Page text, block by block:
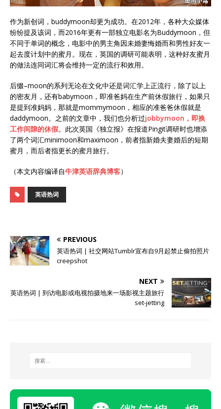
作为新创词，buddymoon却更为成功。在2012年，各种大众媒体
纷纷提及该词，而2016年更有一部独立电影名为Buddymoon，但
不同于单词的概念，电影中的男主角因未婚妻悔婚而和男性好友一
起去度计划中的蜜月。现在，英国的调研可能表明，这种好友蜜月
的做法连同词汇将会维持一定的流行和效用。
后缀–moon的系列无论在文化中还是词汇学上正流行，除了以上
的密友月，还有babymoon，即准爸妈在生产前休假旅行，如果只
是提到准妈妈，那就是mommymoon，相应的准爸爸休假就是
daddymoon。之前的文章中，我们也分析过jobbymoon，即换
工作间隙的休假。此次英国《独立报》在报道Pingit调研时也增添
了两个词汇minimoon和maximoon，前者指新婚夫妻婚后的短期
蜜月，而后者指更长的蜜月旅行。
（本文内容编译自牛津英语辞典博客）
英语热词
PREVIOUS
英语热词 | 社交网站Tumblr宣布自9月起禁止偷拍照片
creepshot
NEXT
英语热词 | 到访电影或电视拍摄地来一场影视主题旅行
set-jetting